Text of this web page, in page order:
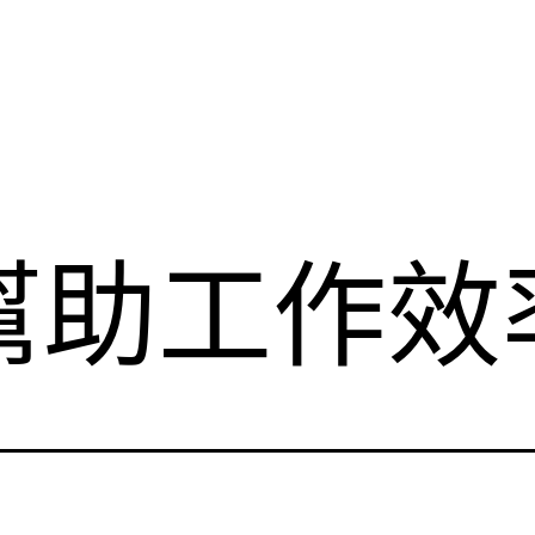
助工作效